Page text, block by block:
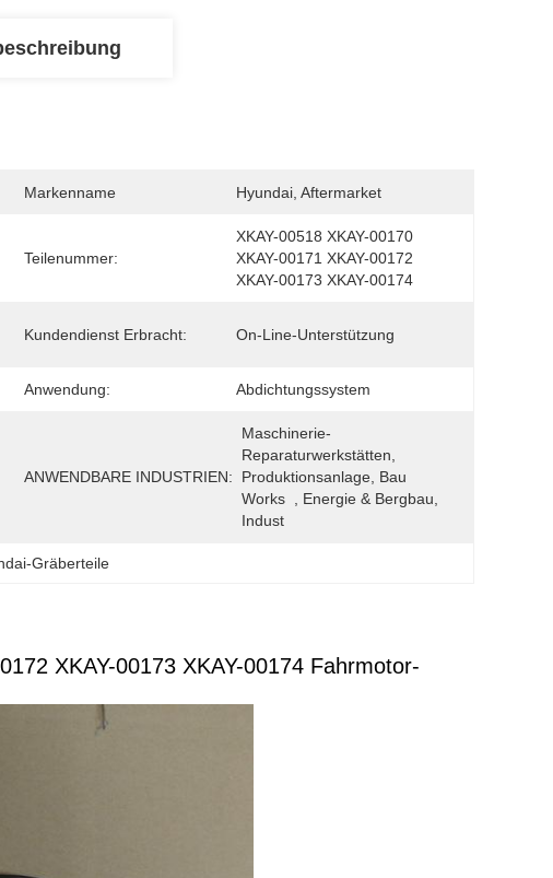
Markenname Hyundai, Aftermarket
Teilenummer:
XKAY-00518 XKAY-00170
XKAY-00171 XKAY-00172
XKAY-00173 XKAY-00174
Kundendienst Erbracht: On-Line-Unterstützung
Anwendung: Abdichtungssystem
ANWENDBARE INDUSTRIEN:
Maschinerie-
Reparaturwerkstätten,
Produktionsanlage, Bau
Works  , Energie & Bergbau,
Indust
Gräberteile
XKAY-00173 XKAY-00174 Fahrmotor-